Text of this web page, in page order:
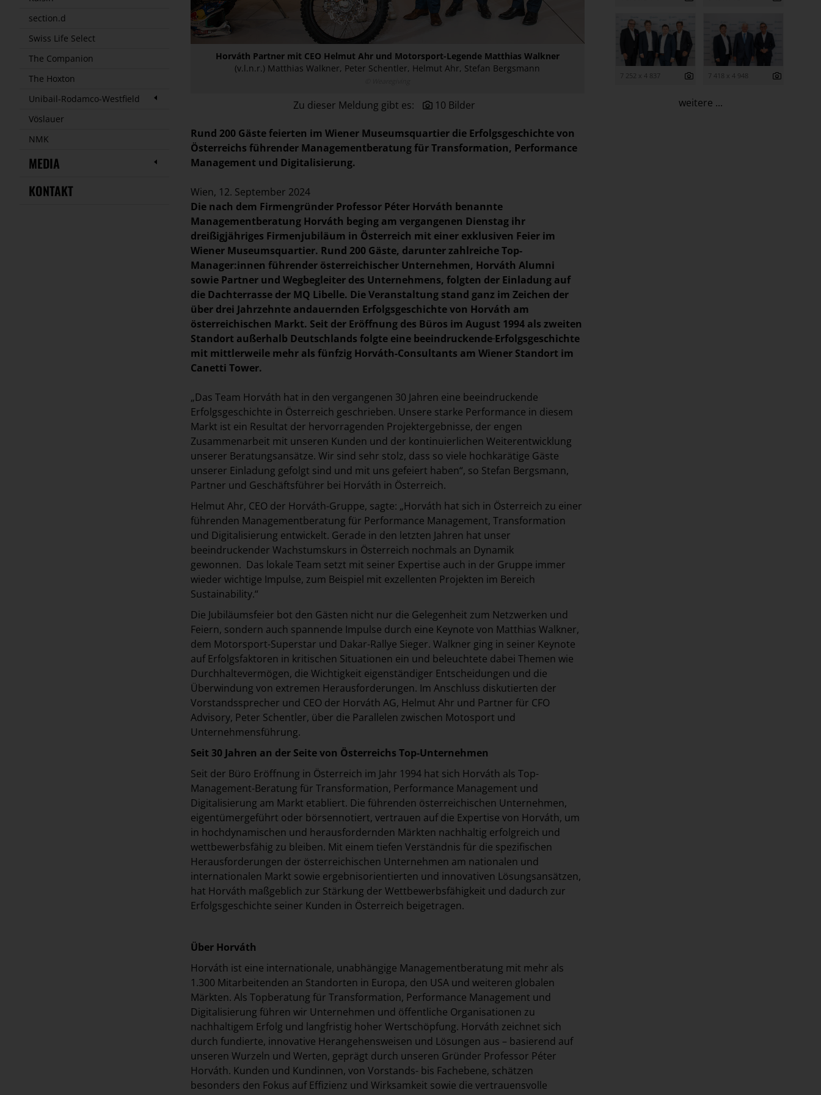
section.d
Swiss Life Select
The Companion
The Hoxton
Unibail-Rodamco-Westfield
Vöslauer
NMK
MEDIA
KONTAKT
Horváth Partner mit CEO Helmut Ahr und Motorsport-Legende Matthias Walkner
(v.l.n.r.) Matthias Walkner, Peter Schentler, Helmut Ahr, Stefan Bergsmann
Zu dieser Meldung gibt es: 10 Bilder
Rund 200 Gäste feierten im Wiener Museumsquartier die Erfolgsgeschichte von
Österreichs führender Managementberatung für Transformation, Performance
Management und Digitalisierung.
Wien, 12. September 2024
Die nach dem Firmengründer Professor Péter Horváth benannte
Managementberatung Horváth beging am vergangenen Dienstag ihr
dreißigjähriges Firmenjubiläum in Österreich mit einer exklusiven Feier im
Wiener Museumsquartier. Rund 200 Gäste, darunter zahlreiche Top-
Manager:innen führender österreichischer Unternehmen, Horváth Alumni
sowie Partner und Wegbegleiter des Unternehmens, folgten der Einladung auf
die Dachterrasse der MQ Libelle. Die Veranstaltung stand ganz im Zeichen der
über drei Jahrzehnte andauernden Erfolgsgeschichte von Horváth am
österreichischen Markt. Seit der Eröffnung des Büros im August 1994 als zweiten
Standort außerhalb Deutschlands folgte eine beeindruckende Erfolgsgeschichte
mit mittlerweile mehr als fünfzig Horváth-Consultants am Wiener Standort im
Canetti Tower.
„Das Team Horváth hat in den vergangenen 30 Jahren eine beeindruckende
Erfolgsgeschichte in Österreich geschrieben. Unsere starke Performance in diesem
Markt ist ein Resultat der hervorragenden Projektergebnisse, der engen
Zusammenarbeit mit unseren Kunden und der kontinuierlichen Weiterentwicklung
unserer Beratungsansätze. Wir sind sehr stolz, dass so viele hochkarätige Gäste
unserer Einladung gefolgt sind und mit uns gefeiert haben“, so Stefan Bergsmann,
Partner und Geschäftsführer bei Horváth in Österreich.
Helmut Ahr, CEO der Horváth-Gruppe, sagte: „Horváth hat sich in Österreich zu einer
führenden Managementberatung für Performance Management, Transformation
und Digitalisierung entwickelt. Gerade in den letzten Jahren hat unser
beeindruckender Wachstumskurs in Österreich nochmals an Dynamik
gewonnen. Das lokale Team setzt mit seiner Expertise auch in der Gruppe immer
wieder wichtige Impulse, zum Beispiel mit exzellenten Projekten im Bereich
Sustainability.“
Die Jubiläumsfeier bot den Gästen nicht nur die Gelegenheit zum Netzwerken und
Feiern, sondern auch spannende Impulse durch eine Keynote von Matthias Walkner,
dem Motorsport-Superstar und Dakar-Rallye Sieger. Walkner ging in seiner Keynote
auf Erfolgsfaktoren in kritischen Situationen ein und beleuchtete dabei Themen wie
Durchhaltevermögen, die Wichtigkeit eigenständiger Entscheidungen und die
Überwindung von extremen Herausforderungen. Im Anschluss diskutierten der
Vorstandssprecher und CEO der Horváth AG, Helmut Ahr und Partner für CFO
Advisory, Peter Schentler, über die Parallelen zwischen Motosport und
Unternehmensführung.
Seit 30 Jahren an der Seite von Österreichs Top-Unternehmen
Seit der Büro Eröffnung in Österreich im Jahr 1994 hat sich Horváth als Top-
Management-Beratung für Transformation, Performance Management und
Digitalisierung am Markt etabliert. Die führenden österreichischen Unternehmen,
eigentümergeführt oder börsennotiert, vertrauen auf die Expertise von Horváth, um
in hochdynamischen und herausfordernden Märkten nachhaltig erfolgreich und
wettbewerbsfähig zu bleiben. Mit einem tiefen Verständnis für die spezifischen
Herausforderungen der österreichischen Unternehmen am nationalen und
internationalen Markt sowie ergebnisorientierten und innovativen Lösungsansätzen,
hat Horváth maßgeblich zur Stärkung der Wettbewerbsfähigkeit und dadurch zur
Erfolgsgeschichte seiner Kunden in Österreich beigetragen.
Über Horváth
Horváth ist eine internationale, unabhängige Managementberatung mit mehr als
1.300 Mitarbeitenden an Standorten in Europa, den USA und weiteren globalen
Märkten. Als Topberatung für Transformation, Performance Management und
Digitalisierung führen wir Unternehmen und öffentliche Organisationen zu
nachhaltigem Erfolg und langfristig hoher Wertschöpfung. Horváth zeichnet sich
durch fundierte, innovative Herangehensweisen und Lösungen aus – basierend auf
unseren Wurzeln und Werten, geprägt durch unseren Gründer Professor Péter
Horváth. Kunden und Kundinnen, von Vorstands- bis Fachebene, schätzen
besonders den Fokus auf Effizienz und Wirksamkeit sowie die vertrauensvolle
7 252 x 4 837 7 418 x 4 948
weitere ...